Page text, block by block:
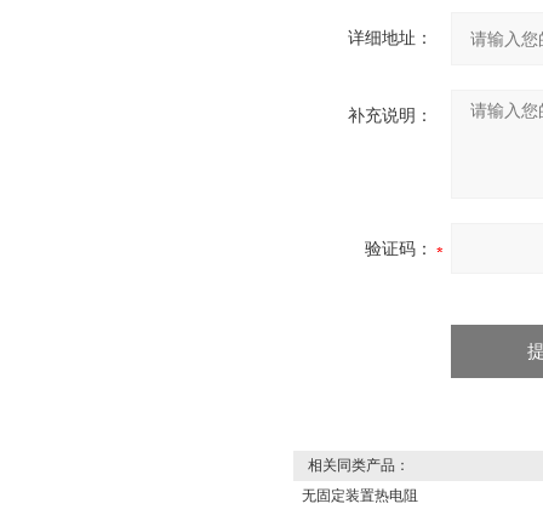
详细地址：
补充说明：
验证码：
相关同类产品：
无固定装置热电阻